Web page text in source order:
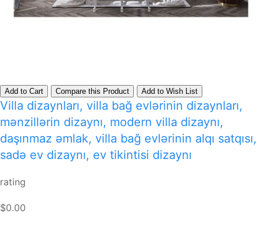
Add to Cart Compare this Product Add to Wish List
Villa dizaynları, villa bağ evlərinin dizaynları,
mənzillərin dizaynı, modern villa dizaynı,
daşınmaz əmlak, villa bağ evlərinin alqı satqısı,
sadə ev dizaynı, ev tikintisi dizaynı
rating
$0.00